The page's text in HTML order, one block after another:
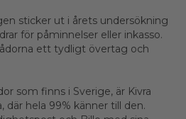
sticker ut i årets undersökning
för påminnelser eller inkasso.
ett tydligt övertag och
som finns i Sverige, är Kivra
där hela 99% känner till den.